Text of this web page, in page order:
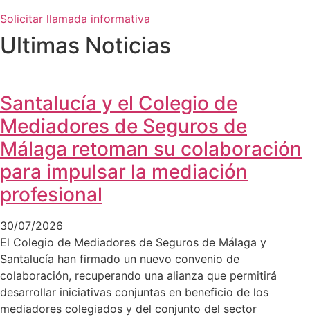
Solicitar llamada informativa
Ultimas Noticias
Santalucía y el Colegio de
Mediadores de Seguros de
Málaga retoman su colaboración
para impulsar la mediación
profesional
30/07/2026
El Colegio de Mediadores de Seguros de Málaga y
Santalucía han firmado un nuevo convenio de
colaboración, recuperando una alianza que permitirá
desarrollar iniciativas conjuntas en beneficio de los
mediadores colegiados y del conjunto del sector